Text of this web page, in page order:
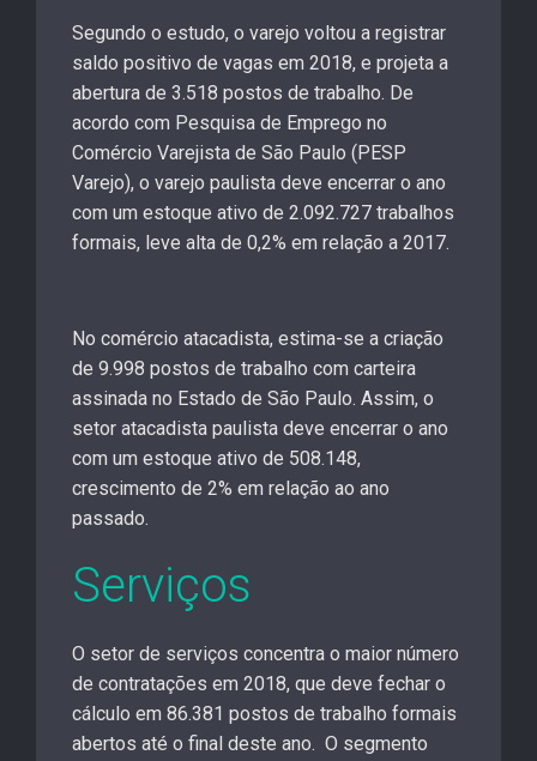
Segundo o estudo, o varejo voltou a registrar
saldo positivo de vagas em 2018, e projeta a
abertura de 3.518 postos de trabalho. De
acordo com Pesquisa de Emprego no
Comércio Varejista de São Paulo (PESP
Varejo), o varejo paulista deve encerrar o ano
com um estoque ativo de 2.092.727 trabalhos
formais, leve alta de 0,2% em relação a 2017.
No comércio atacadista, estima-se a criação
de 9.998 postos de trabalho com carteira
assinada no Estado de São Paulo. Assim, o
setor atacadista paulista deve encerrar o ano
com um estoque ativo de 508.148,
crescimento de 2% em relação ao ano
passado.
Serviços
O setor de serviços concentra o maior número
de contratações em 2018, que deve fechar o
cálculo em 86.381 postos de trabalho formais
abertos até o final deste ano. O segmento